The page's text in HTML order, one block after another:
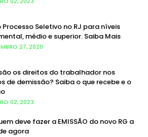
Seletivo no RJ para níveis
médio e superior. Saiba Mais
27, 2020
os direitos do trabalhador nos
de demissão? Saiba o que recebe e o
02, 2023
deve fazer a EMISSÃO do novo RG a
agora